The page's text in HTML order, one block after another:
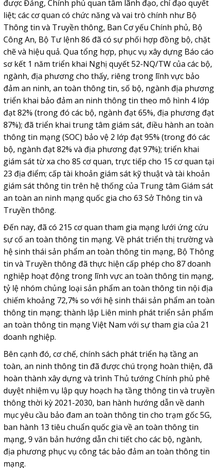
được Đảng, Chính phủ quan tâm lãnh đạo, chỉ đạo quyết
liệt; các cơ quan có chức năng và vai trò chính như Bộ
Thông tin và Truyền thông, Ban Cơ yếu Chính phủ, Bộ
Công An, Bộ Tư lệnh 86 đã có sự phối hợp đồng bộ, chặt
chẽ và hiệu quả. Qua tổng hợp, phục vụ xây dựng Báo cáo
sơ kết 1 năm triển khai Nghị quyết 52-NQ/TW của các bộ,
ngành, địa phương cho thấy, riêng trong lĩnh vực bảo
đảm an ninh, an toàn thông tin, số bộ, ngành địa phương
triển khai bảo đảm an ninh thông tin theo mô hình 4 lớp
đạt 82% (trong đó các bộ, ngành đạt 65%, địa phương đạt
87%); đã triển khai trung tâm giám sát, điều hành an toàn
thông tin mạng (SOC) bảo vệ 2 lớp đạt 95% (trong đó các
bộ, ngành đạt 82% và địa phương đạt 97%); triển khai
giám sát từ xa cho 85 cơ quan, trực tiếp cho 15 cơ quan tại
23 địa điểm; cấp tài khoản giám sát kỹ thuật và tài khoản
giám sát thông tin trên hệ thống của Trung tâm Giám sát
an toàn an ninh mạng quốc gia cho 63 Sở Thông tin và
Truyền thông.
Đến nay, đã có 215 cơ quan tham gia mạng lưới ứng cứu
sự cố an toàn thông tin mạng. Về phát triển thị trường và
hệ sinh thái sản phẩm an toàn thông tin mạng, Bộ Thông
tin và Truyền thông đã thực hiện cấp phép cho 87 doanh
nghiệp hoạt động trong lĩnh vực an toàn thông tin mạng,
tỷ lệ nhóm chủng loại sản phẩm an toàn thông tin nội địa
chiếm khoảng 72,7% so với hệ sinh thái sản phẩm an toàn
thông tin mạng; thành lập Liên minh phát triển sản phẩm
an toàn thông tin mạng Việt Nam với sự tham gia của 21
doanh nghiệp.
Bên cạnh đó, cơ chế, chính sách phát triển hạ tầng an
toàn, an ninh thông tin đã được chú trọng hoàn thiện, đã
hoàn thành xây dựng và trình Thủ tướng Chính phủ phê
duyệt nhiệm vụ lập quy hoạch hạ tầng thông tin và truyền
thông thời kỳ 2021-2030, ban hành hướng dẫn về danh
mục yêu cầu bảo đam an toàn thông tin cho trạm gốc 5G,
ban hành 13 tiêu chuẩn quốc gia về an toàn thông tin
mạng, 9 văn bản hướng dẫn chi tiết cho các bộ, ngành,
địa phương phục vụ công tác bảo đảm an toàn thông tin
mạng.